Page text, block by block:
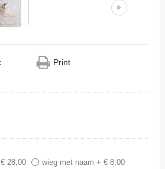
Print
28,00
wieg met naam + € 8,00